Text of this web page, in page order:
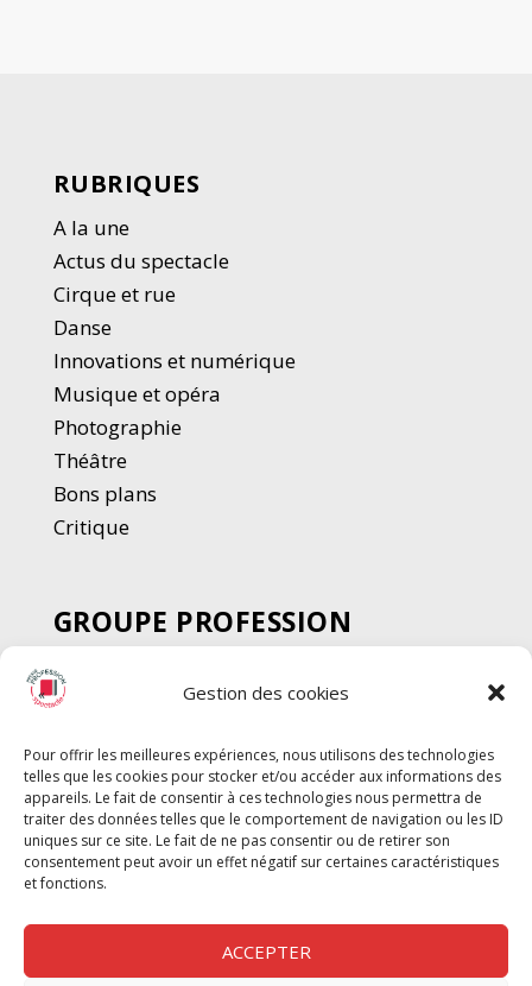
Gestion des cookies
Pour offrir les meilleures expériences, nous utilisons des technologies
telles que les cookies pour stocker et/ou accéder aux informations des
appareils. Le fait de consentir à ces technologies nous permettra de
traiter des données telles que le comportement de navigation ou les ID
uniques sur ce site. Le fait de ne pas consentir ou de retirer son
consentement peut avoir un effet négatif sur certaines caractéristiques
et fonctions.
ACCEPTER
RUBRIQUES
A la une
Actus du spectacle
Cirque et rue
Danse
Innovations et numérique
Musique et opéra
Photographie
Théâtre
Bons plans
Critique
GROUPE PROFESSION
SPECTACLE
Chèque Intermittents
Chèque Compta
Chèque Emploi Spectacle
G-Pods
Profession Audio-visuel